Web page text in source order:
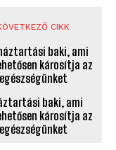
CIKK
baki, ami
károsítja az
egészségünket